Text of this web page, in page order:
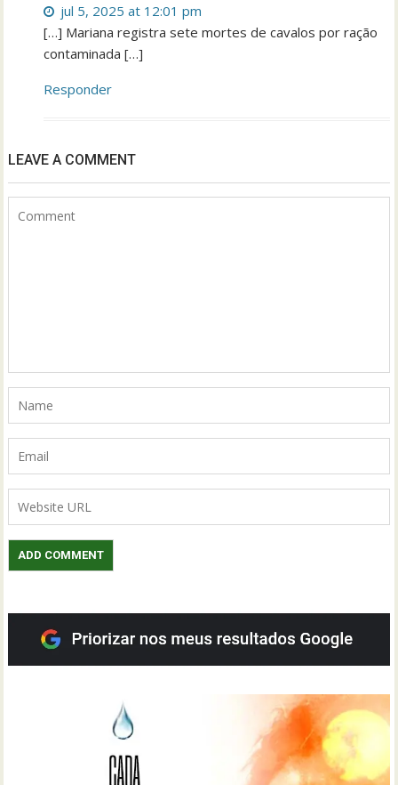
jul 5, 2025 at 12:01 pm
[…] Mariana registra sete mortes de cavalos por ração
contaminada […]
Responder
LEAVE A COMMENT